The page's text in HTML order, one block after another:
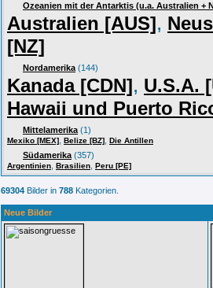
Ozeanien mit der Antarktis (u.a. Australien +
Australien [AUS],
[NZ]
Nordamerika (144)
Kanada [CDN], U.S.A.
Hawaii und Puerto
Mittelamerika (1)
Mexiko [MEX] Belize [BZ] Die Antillen
Südamerika (357)
Argentinien Brasilien Peru [PE]
69304 Bilder in 788 Kategorien.
Neue Bilder